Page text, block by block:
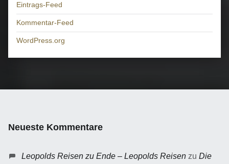
Eintrags-Feed
Kommentar-Feed
WordPress.org
Neueste Kommentare
Leopolds Reisen zu Ende – Leopolds Reisenzu Die